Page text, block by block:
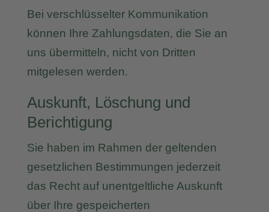
Bei verschlüsselter Kommunikation
können Ihre Zahlungsdaten, die Sie an
uns übermitteln, nicht von Dritten
mitgelesen werden.
Auskunft, Löschung und
Berichtigung
Sie haben im Rahmen der geltenden
gesetzlichen Bestimmungen jederzeit
das Recht auf unentgeltliche Auskunft
über Ihre gespeicherten